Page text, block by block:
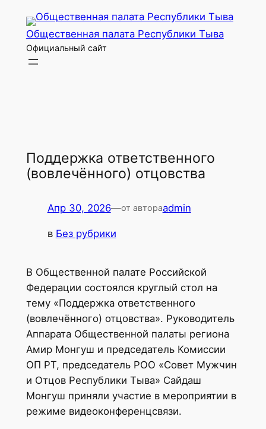
Перейти
содержимому
Общественная палата Республики Тыва
Официальный сайт
Поддержка ответственного
(вовлечённого) отцовства
Апр 30, 2026—от автораadmin
в Без рубрики
В Общественной палате Российской
Федерации состоялся круглый стол на
тему «Поддержка ответственного
(вовлечённого) отцовства». Руководитель
Аппарата Общественной палаты региона
Амир Монгуш и председатель Комиссии
ОП РТ, председатель РОО «Совет Мужчин
и Отцов Республики Тыва» Сайдаш
Монгуш приняли участие в мероприятии в
режиме видеоконференцсвязи.